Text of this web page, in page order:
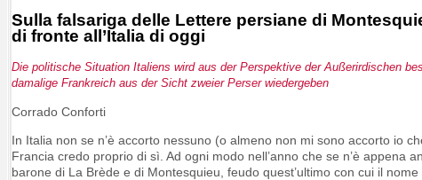
Sulla falsariga delle Lettere persiane di
di fronte all’Italia di oggi
Die politische Situation Italiens wird aus der Perspektive der Außerirdischen
damalige Frankreich aus der Sicht zweier Perser wiedergeben
Corrado Conforti
In Italia non se n’è accorto nessuno (o almeno non mi sono accorto io
Francia credo proprio di sì. Ad ogni modo nell’anno che se n’è appena
barone di La Brède e di Montesquieu, feudo quest’ultimo con cui il